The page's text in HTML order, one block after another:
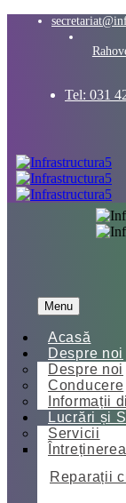
Tel: 031
Menu
Acasă
Despre noi
Despre noi
Conducere
Informații
Lucrări și
Servicii
Reparații